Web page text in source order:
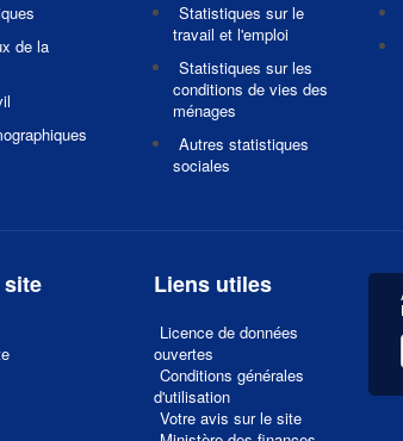
de la
Statistiques sur le
travail et l'emploi
Statistiques sur les
conditions de vies des
ménages
Autres statistiques
sociales
site Liens utiles
Licence de données
ouvertes
Conditions générales
d'utilisation
Votre avis sur le site